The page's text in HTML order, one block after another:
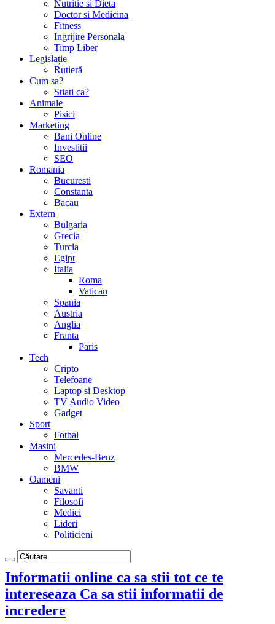
Nutritie si Dieta
Doctor si Medicina
Fitness
Ingrijire Personala
Timp Liber
Legislație
Rutieră
Cum sa?
Stiati ca?
Animale
Pisici
Marketing
Bani Online
Investitii
SEO
Romania
Bucuresti
Constanta
Bacau
Extern
Bulgaria
Grecia
Turcia
Egipt
Italia
Roma
Vatican
Spania
Austria
Anglia
Franta
Paris
Tech
Cripto
Telefoane
Laptop si Desktop
TV Audio Video
Gadget
Sport
Fotbal
Masini
Mercedes-Benz
BMW
Oameni
Savanti
Filosofi
Medici
Lideri
Politicieni
Informatii online ca sa stii tot ce te
intereseaza Ca sa stii informatii de
incredere